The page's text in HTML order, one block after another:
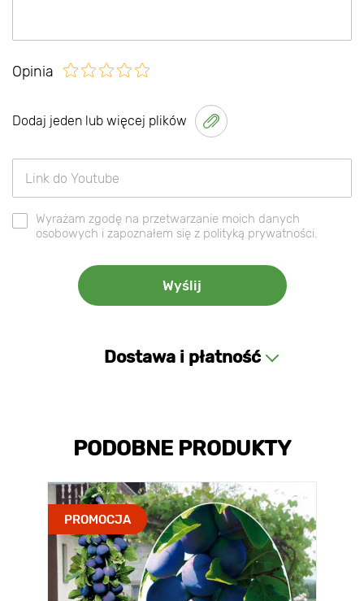
Opinia
Dodaj jeden lub więcej plików
Wyrażam zgodę na przetwarzanie moich danych
osobowych i zapoznałem się z polityką prywatności.
Dostawa i płatność
PODOBNE PRODUKTY
PROMOCJA